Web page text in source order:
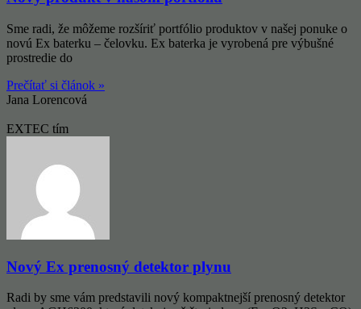
Sme radi, že môžeme rozšíriť portfólio produktov v našej ponuke o
novú Ex baterku – čelovku. Ex baterka je vyrobená pre výbušné
prostredie do
Prečítať si článok »
Jana Lorencová
EXTEC tím
Nový Ex prenosný detektor plynu
Radi by sme vám predstavili nový kompaktnejší prenosný detektor